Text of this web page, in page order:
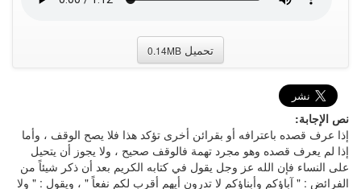
تحميل 0.14MB
نص الإجابة:
إذا عرف قصده باعترافه أو بقرائن أخرى تؤكد هذا فلا يصح الوقف ، وأما
إذا لم يعرف قصده وهو مجرد تهمة فالوقف صحيح ، ولا يجوز أن يتحيل
على النساء فإن الله عز وجل يقول في كتابه الكريم بعد أن ذكر شيئاً من
الفرائض : " آباؤكم وأبناؤكم لا تدرون أيهم أقرب لكم نفعاً " ، ويقول : " ولا